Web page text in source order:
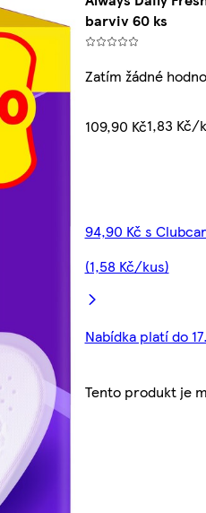
barviv 60 ks
Zatím žádné
109,90 Kč1,83 Kč/
94,90 Kč s
(1,58 Kč/kus)
Nabídka platí do
Tento produkt je